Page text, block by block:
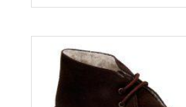
fabricación nacional y hechas
transpiración, comodidad y
precio. Son muy practicas y versátiles, combinan
con todos los estilos de ropa y
rango de tallas para poder
pequeños de la casa, hermanos